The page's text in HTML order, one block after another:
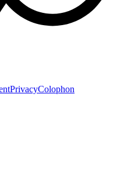
PrivacyColophon